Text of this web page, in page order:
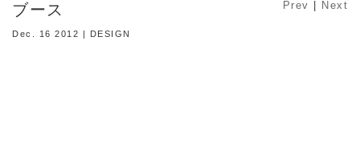
ブース
Dec. 16 2012 | DESIGN
Prev Next